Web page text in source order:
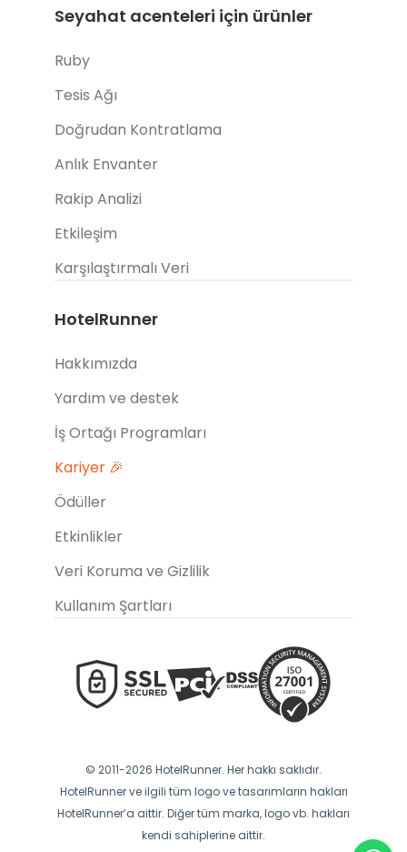
Seyahat acenteleri için ürünler
Ruby
Tesis Ağı
Doğrudan Kontratlama
Anlık Envanter
Rakip Analizi
Etkileşim
Karşılaştırmalı Veri
HotelRunner
Hakkımızda
Yardım ve destek
İş Ortağı Programları
Kariyer 🎉
Ödüller
Etkinlikler
Veri Koruma ve Gizlilik
Kullanım Şartları
© 2011-2026 HotelRunner. Her hakkı saklıdır.
HotelRunner ve ilgili tüm logo ve tasarımların hakları
HotelRunner’a aittir. Diğer tüm marka, logo vb. hakları
kendi sahiplerine aittir.